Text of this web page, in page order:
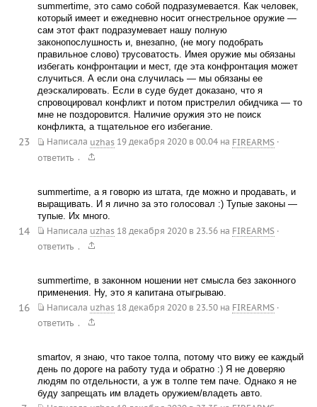
summertime, это само собой подразумевается. Как человек,
который имеет и ежедневно носит огнестрельное оружие —
сам этот факт подразумевает нашу полную
законопослушность и, внезапно, (не могу подобрать
правильное слово) трусоватость. Имея оружие мы обязаны
избегать конфронтации и мест, где эта конфронтация может
случиться. А если она случилась — мы обязаны ее
деэскалировать. Если в суде будет доказано, что я
спровоцировал конфликт и потом пристрелил обидчика — то
мне не поздоровится. Наличие оружия это не поиск
конфликта, а тщательное его избегание.
Написала uzhas 19 декабря 2020 в 00.04на FIREARMS ·
ответить .
23
summertime, a я говорю из штата, где можно и продавать, и
выращивать. И я лично за это голосовал :) Тупые законы —
тупые. Их много.
Написала uzhas 18 декабря 2020 в 23.56на FIREARMS ·
ответить .
14
summertime, в законном ношении нет смысла без законного
применения. Ну, это я капитана отыгрываю.
Написала uzhas 18 декабря 2020 в 23.50на FIREARMS ·
ответить .
16
smartov, я знаю, что такое толпа, потому что вижу ее каждый
день по дороге на работу туда и обратно :) Я не доверяю
людям по отдельности, а уж в толпе тем паче. Однако я не
буду запрещать им владеть оружием/владеть авто.